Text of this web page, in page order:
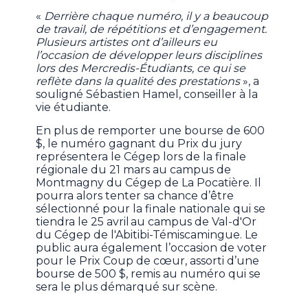
« Derrière chaque numéro, il y a beaucoup
de travail, de répétitions et d’engagement.
Plusieurs artistes ont d’ailleurs eu
l’occasion de développer leurs disciplines
lors des Mercredis-Étudiants, ce qui se
reflète dans la qualité des prestations», a
souligné Sébastien Hamel, conseiller à la
vie étudiante.
En plus de remporter une bourse de 600
$, le numéro gagnant du Prix du jury
représentera le Cégep lors de la finale
régionale du 21 mars au campus de
Montmagny du Cégep de La Pocatière. Il
pourra alors tenter sa chance d’être
sélectionné pour la finale nationale qui se
tiendra le 25 avril au campus de Val-d'Or
du Cégep de l'Abitibi-Témiscamingue. Le
public aura également l’occasion de voter
pour le Prix Coup de cœur, assorti d’une
bourse de 500 $, remis au numéro qui se
sera le plus démarqué sur scène.